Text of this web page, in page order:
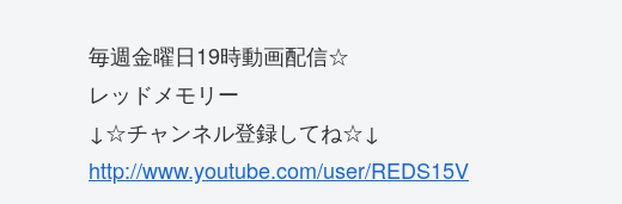
毎週金曜日19時動画配信☆
レッドメモリー
↓☆チャンネル登録してね☆↓
http://www.youtube.com/user/REDS15V